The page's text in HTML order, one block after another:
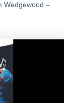
Wedgewood –